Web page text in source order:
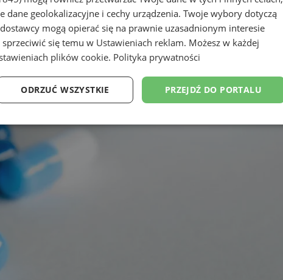
dane geolokalizacyjne i cechy urządzenia. Twoje wybory dotyczą
mogą opierać się na prawnie uzasadnionym interesie
się temu w Ustawieniach reklam. Możesz w każdej
plików cookie. Polityka prywatności
PRZEJDŹ DO PORTALU
ODRZUĆ WSZYSTKIE
Targetowanie Funkcjonalność Niesklasyfikowane
z podstawowych funkcji strony internetowej, takich jak logowanie użytkownika i
cookie nie można prawidłowo korzystać ze strony internetowej.